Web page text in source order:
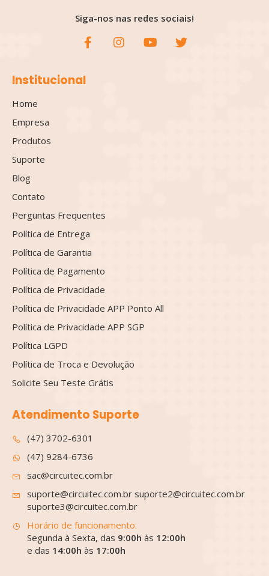
Siga-nos nas redes sociais!
Institucional
Home
Empresa
Produtos
Suporte
Blog
Contato
Perguntas Frequentes
Política de Entrega
Política de Garantia
Política de Pagamento
Política de Privacidade
Política de Privacidade APP Ponto All
Política de Privacidade APP SGP
Política LGPD
Política de Troca e Devolução
Solicite Seu Teste Grátis
Atendimento Suporte
(47) 3702-6301
(47) 9284-6736
sac@circuitec.com.br
suporte@circuitec.com.br suporte2@circuitec.com.br
suporte3@circuitec.com.br
Horário de funcionamento:
Segunda à Sexta, das 9:00h às 12:00h
e das 14:00h às 17:00h